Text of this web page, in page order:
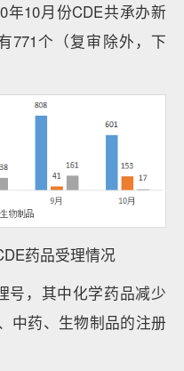
年10月份CDE共承办新
771个（复审除外，下
药品受理情况
号，其中化学药品减少
中药、生物制品的注册